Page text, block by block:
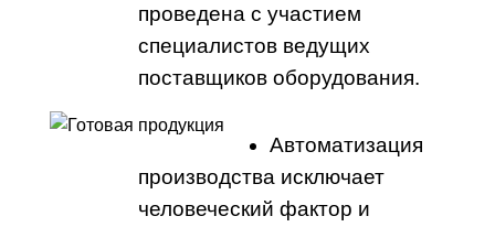
проведена с участием
специалистов ведущих
поставщиков оборудования.
Автоматизация
производства исключает
человеческий фактор и